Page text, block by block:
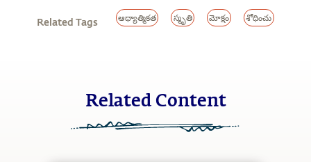
Related Tags ఆధ్యాత్మికత స్మృతి మోక్షం శోధించు
Related Content